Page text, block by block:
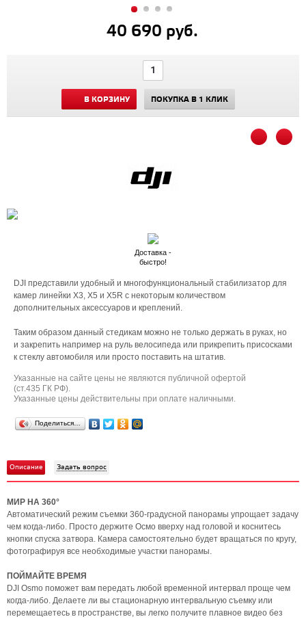
40 690 руб.
В КОРЗИНУ ПОКУПКА В 1 КЛИК
Доставка -
быстро!
DJI представили удобный и многофункциональный стабилизатор для
камер линейки X3, X5 и X5R с некоторым количеством
дополнительных аксессуаров и креплений.
Таким образом данный стедикам можно не только держать в руках, но
и закрепить например на руль велосипеда или прикрепить присосками
к стеклу автомобиля или просто поставить на штатив.
Указанные на сайте цены не являются публичной офертой
(ст.435 ГК РФ).
Указанные цены действительны при оплате наличными.
Поделиться…
Описание Задать вопрос
МИР НА 360°
Автоматический режим съемки 360-градусной панорамы упрощает задачу
чем когда-либо. Просто держите Осмо вверху над головой и коснитесь
кнопки спуска затвора. Камера самостоятельно будет вращаться по кругу,
фотографируя все необходимые участки панорамы.
ПОЙМАЙТЕ ВРЕМЯ
DJI Osmo поможет вам передать любой временной интервал проще чем
когда-либо. Делаете ли вы стационарную интервальную съемку или
перемещаетесь в пространстве, вы легко получите плавное видео без